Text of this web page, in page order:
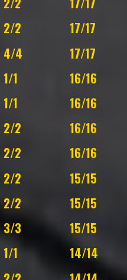
2/2
17/17
4/4
17/17
1/1
16/16
1/1
16/16
2/2
16/16
2/2
16/16
2/2
15/15
2/2
15/15
3/3
15/15
1/1
14/14